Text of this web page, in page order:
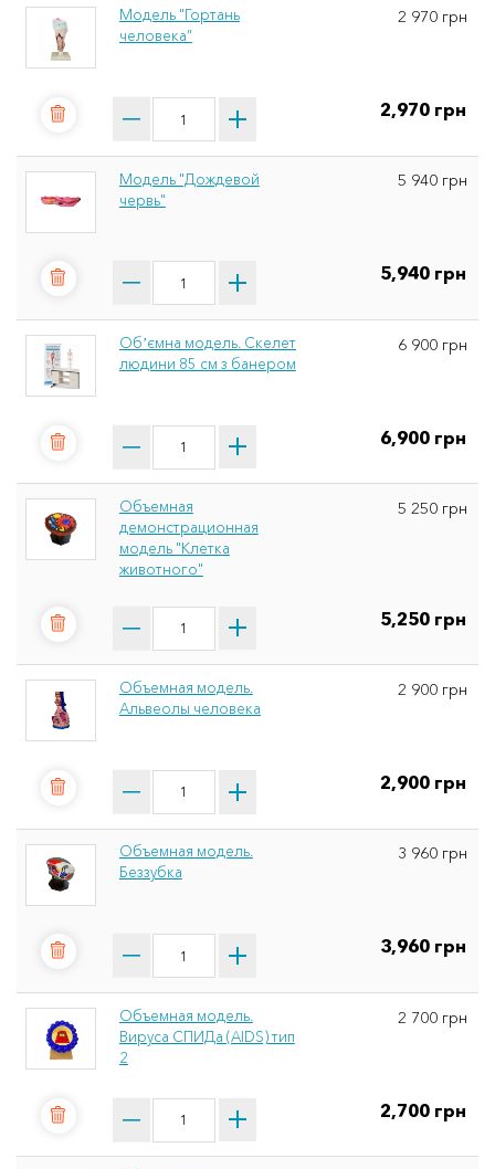
Модель "Гортань
человека”
2 970 грн
2,970 грн
Модель "Дождевой
червь"
5 940 грн
5,940 грн
Обʼємна модель. Скелет
людини 85 см з банером
6 900 грн
6,900 грн
Объемная
демонстрационная
модель "Клетка
животного"
5 250 грн
5,250 грн
Объемная модель.
Альвеолы ​​человека
2 900 грн
2,900 грн
Объемная модель.
Беззубка
3 960 грн
3,960 грн
Объемная модель.
Вируса СПИДа (AIDS) тип
2
2 700 грн
2,700 грн